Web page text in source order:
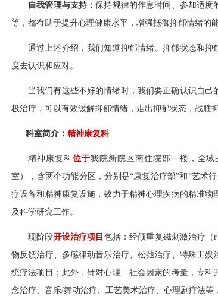
‌自我管理与支持‌：保持规律的作息时间、参加适度
等，都有助于提升心理健康水平，增强抵御抑郁情绪的能
通过上述介绍，我们知道抑郁情绪、抑郁状态和
度去认识和应对。
当我们有这些不好的情绪时，我们要正确认识自
极治疗，可以有效缓解抑郁情绪，走出抑郁状态，战胜抑
科室简介： 精神康复科
精神康复科位于我院新院区南住院部一楼，全域
室），含两个功能分区，分别是“康复治疗部”和“艺术
疗设备和精神康复设施，致力于精神心理疾病的精准
及科学研究工作。
现阶段开设治疗项目 包括：经颅重复磁刺激治疗（
物反馈治疗、多感律动音乐治疗、松弛治疗、特殊工
统疗法项目；此外，针对心理—社会因素的考量，专科
念治疗、音乐/舞动治疗、工艺美术治疗、心理剧疗法等